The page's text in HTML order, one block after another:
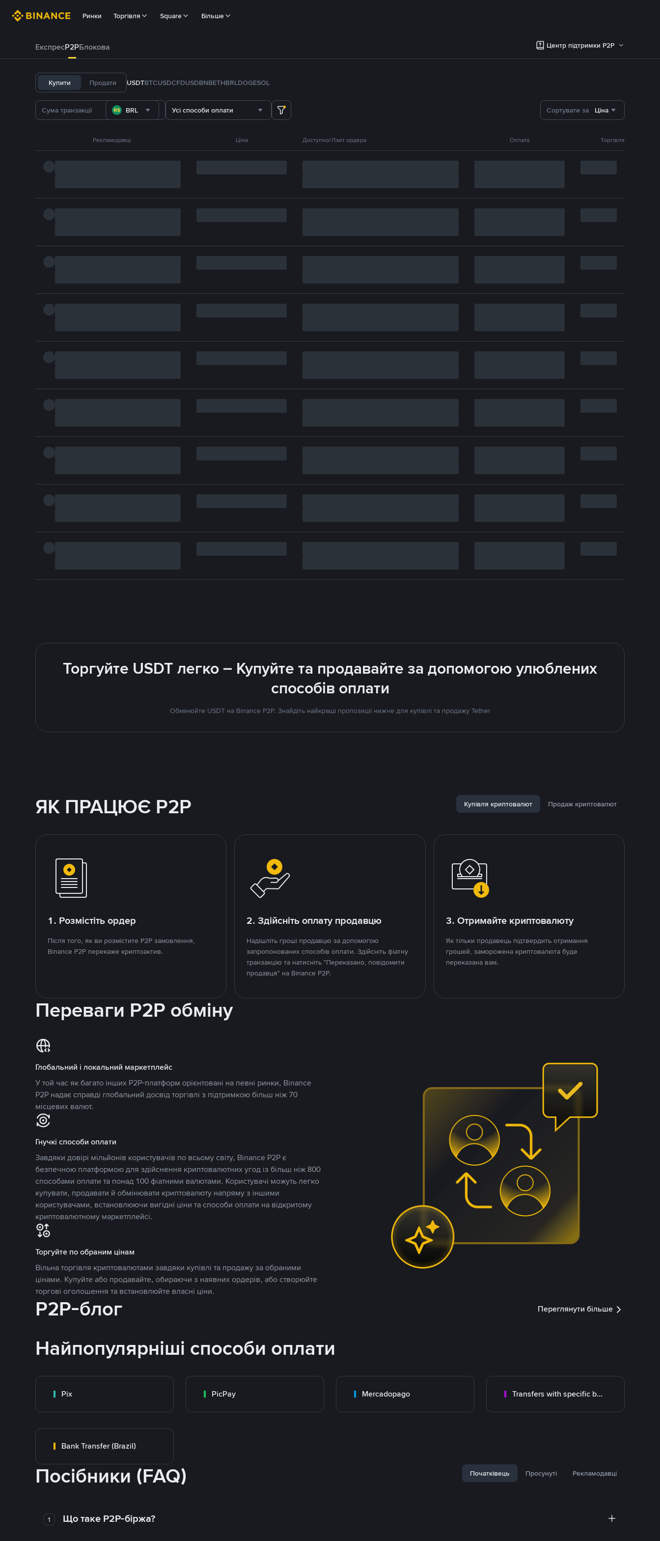
Ринки Торгівля Square Більше
ЕкспресP2PБлокова Центр підтримки P2P
Купити Продати USDTBTCUSDCFDUSDBNBETHBRLDOGESOL
BRL Усі способи оплати Сортувати за Ціна
Рекламодавці Ціна Доступно/Ліміт ордера Оплата Торгівля
Торгуйте USDT легко – Купуйте та продавайте за допомогою улюблених
способів оплати
Обмінюйте USDT на Binance P2P. Знайдіть найкращі пропозиції нижче для купівлі та продажу Tether
ЯК ПРАЦЮЄ P2P Купівля криптовалют Продаж криптовалют
1. Розмістіть ордер
Після того, як ви розмістите P2P замовлення,
Binance P2P перекаже криптоактив.
2. Здійсніть оплату продавцю
Надішліть гроші продавцю за допомогою
запропонованих способів оплати. Здійсніть фіатну
транзакцію та натисніть "Переказано, повідомити
продавця" на Binance P2P.
3. Отримайте криптовалюту
Як тільки продавець підтвердить отримання
грошей, заморожена криптовалюта буде
переказана вам.
Переваги P2P обміну
Глобальний і локальний маркетплейс
У той час як багато інших P2P-платформ орієнтовані на певні ринки, Binance
P2P надає справді глобальний досвід торгівлі з підтримкою більш ніж 70
місцевих валют.
Гнучкі способи оплати
Завдяки довірі мільйонів користувачів по всьому світу, Binance P2P є
безпечною платформою для здійснення криптовалютних угод із більш ніж 800
способами оплати та понад 100 фіатними валютами. Користувачі можуть легко
купувати, продавати й обмінювати криптовалюту напряму з іншими
користувачами, встановлюючи вигідні ціни та способи оплати на відкритому
криптовалютному маркетплейсі.
Торгуйте по обраним цінам
Вільна торгівля криптовалютами завдяки купівлі та продажу за обраними
цінами. Купуйте або продавайте, обираючи з наявних ордерів, або створюйте
торгові оголошення та встановлюйте власні ціни.
P2P-блог Переглянути більше
Найпопулярніші способи оплати
Pix PicPay Mercadopago Transfers with specific bank
Bank Transfer (Brazil)
Посібники (FAQ) Початківець Просунуті Рекламодавці
1 Що таке P2P-біржа?